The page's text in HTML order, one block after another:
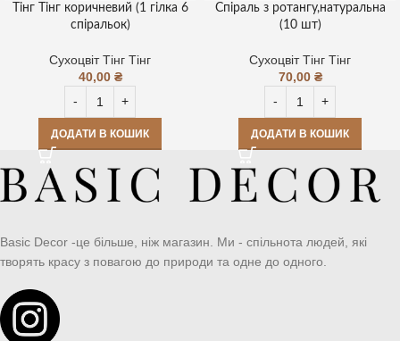
Тінг Тінг коричневий (1 гілка 6
спіральок)
Сухоцвіт Тінг Тінг
40,00 ₴
ДОДАТИ В КОШИК
Спіраль з ротангу,натуральна
(10 шт)
Сухоцвіт Тінг Тінг
70,00 ₴
ДОДАТИ В КОШИК
Basic Decor -це більше, ніж магазин. Ми - спільнота людей, які
творять красу з повагою до природи та одне до одного.